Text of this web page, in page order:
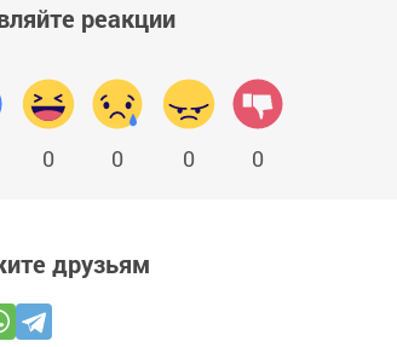
реакции
0 0 0 0
друзьям